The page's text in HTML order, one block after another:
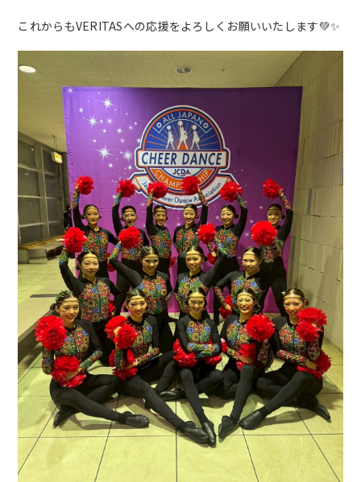
これからもVERITASへの応援をよろしくお願いいたします💚✨